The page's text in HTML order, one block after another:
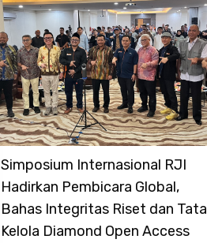
Simposium Internasional RJI
Hadirkan Pembicara Global,
Bahas Integritas Riset dan Tata
Kelola Diamond Open Access